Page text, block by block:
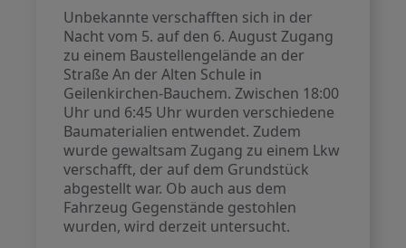
Unbekannte verschafften sich in der
Nacht vom 5. auf den 6. August Zugang
zu einem Baustellengelände an der
Straße An der Alten Schule in
Geilenkirchen-Bauchem. Zwischen 18:00
Uhr und 6:45 Uhr wurden verschiedene
Baumaterialien entwendet. Zudem
wurde gewaltsam Zugang zu einem Lkw
verschafft, der auf dem Grundstück
abgestellt war. Ob auch aus dem
Fahrzeug Gegenstände gestohlen
wurden, wird derzeit untersucht.